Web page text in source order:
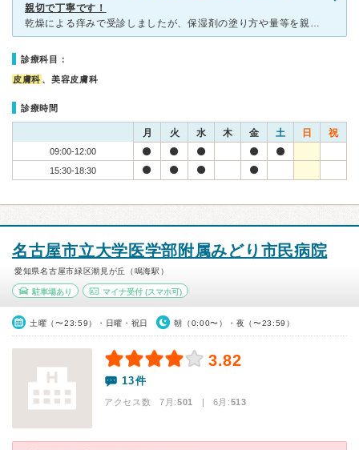
親切で丁寧です！
乾燥による痒みで受診しましたが、保湿剤の塗り方や量等を親切に教えて下さいました。平日の夕方で、自分の番号の5番前の状態で受付したところ、そこから待ち時間は30分程度。HPに「キッズスペースがある」と記
診療科目：
皮膚科 、美容皮膚科
診療時間
月 火 水 木 金 土 日 祝
09:00-12:00
15:30-18:30
名古屋市立大学医学部附属みどり市民病院
愛知県名古屋市緑区潮見が丘（鳴海駅）
駐車場あり マイナ受付(スマホ可)
土曜（〜23:59）・日曜・祝日 朝（0:00〜）・夜（〜23:59）
3.82
13件
アクセス数 7月:501 | 6月:513